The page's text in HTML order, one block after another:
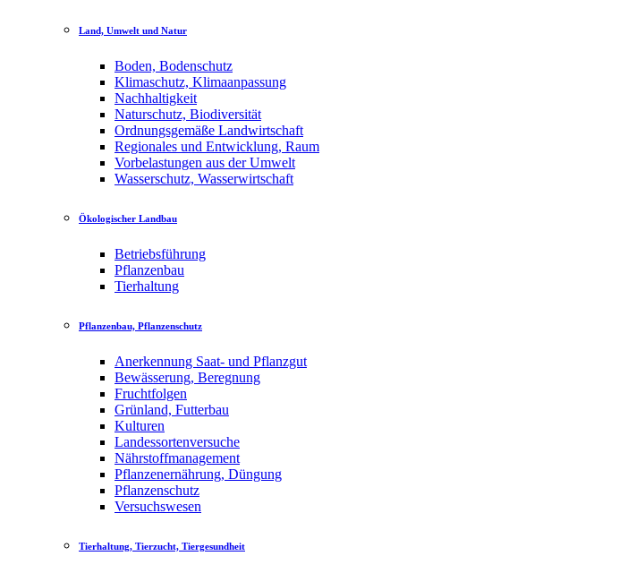
Land, Umwelt und Natur
Boden, Bodenschutz
Klimaschutz, Klimaanpassung
Nachhaltigkeit
Naturschutz, Biodiversität
Ordnungsgemäße Landwirtschaft
Regionales und Entwicklung, Raum
Vorbelastungen aus der Umwelt
Wasserschutz, Wasserwirtschaft
Ökologischer Landbau
Betriebsführung
Pflanzenbau
Tierhaltung
Pflanzenbau, Pflanzenschutz
Anerkennung Saat- und Pflanzgut
Bewässerung, Beregnung
Fruchtfolgen
Grünland, Futterbau
Kulturen
Landessortenversuche
Nährstoffmanagement
Pflanzenernährung, Düngung
Pflanzenschutz
Versuchswesen
Tierhaltung, Tierzucht, Tiergesundheit